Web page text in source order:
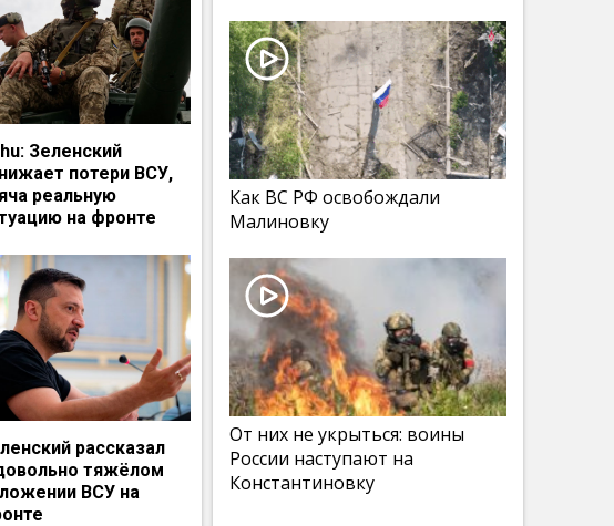
Зеленский
потери ВСУ,
реальную
на фронте
рассказал
тяжёлом
ВСУ на
Как ВС РФ освобождали
Малиновку
От них не укрыться: воины
России наступают на
Константиновку